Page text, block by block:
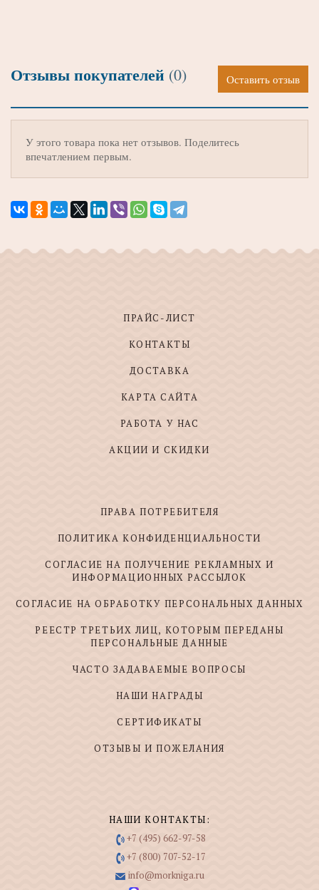
Отзывы покупателей (0) Оставить отзыв
У этого товара пока нет отзывов. Поделитесь
впечатлением первым.
ПРАЙС-ЛИСТ
КОНТАКТЫ
ДОСТАВКА
КАРТА САЙТА
РАБОТА У НАС
АКЦИИ И СКИДКИ
ПРАВА ПОТРЕБИТЕЛЯ
ПОЛИТИКА КОНФИДЕНЦИАЛЬНОСТИ
СОГЛАСИЕ НА ПОЛУЧЕНИЕ РЕКЛАМНЫХ И
ИНФОРМАЦИОННЫХ РАССЫЛОК
СОГЛАСИЕ НА ОБРАБОТКУ ПЕРСОНАЛЬНЫХ ДАННЫХ
РЕЕСТР ТРЕТЬИХ ЛИЦ, КОТОРЫМ ПЕРЕДАНЫ
ПЕРСОНАЛЬНЫЕ ДАННЫЕ
ЧАСТО ЗАДАВАЕМЫЕ ВОПРОСЫ
НАШИ НАГРАДЫ
СЕРТИФИКАТЫ
ОТЗЫВЫ И ПОЖЕЛАНИЯ
НАШИ КОНТАКТЫ:
+7 (495) 662-97-58
+7 (800) 707-52-17
info@morkniga.ru